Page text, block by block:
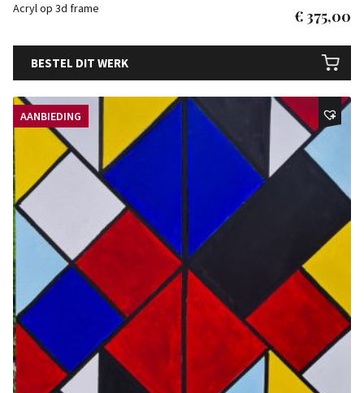
Acryl op 3d frame
€ 375,00
BESTEL DIT WERK
AANBIEDING